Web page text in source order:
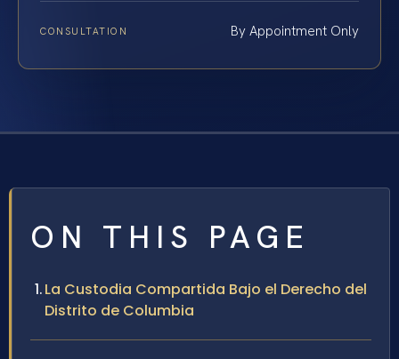
CONSULTATION By Appointment Only
ON THIS PAGE
La Custodia Compartida Bajo el Derecho del
Distrito de Columbia